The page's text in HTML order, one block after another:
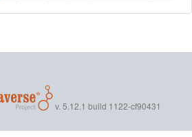
v. 5.12.1 build 1122-cf90431